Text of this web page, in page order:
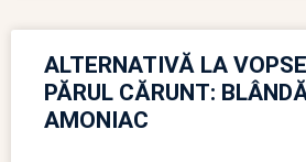
ALTERNATIVĂ LA
PĂRUL CĂRUNT:
AMONIAC